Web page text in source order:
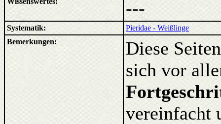
---
Systematik:
Pieridae - Weißlinge
Bemerkungen:
Diese
sich vor
vereinfacht